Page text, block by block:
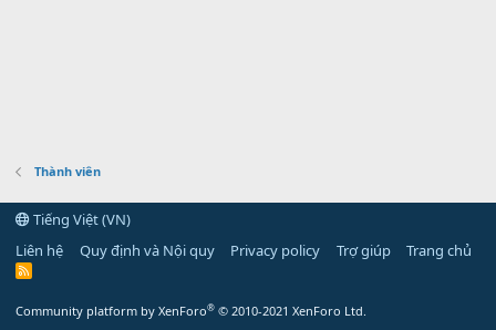
Thành viên
Tiếng Việt (VN)
Liên hệ
Quy định và Nội quy Privacy policy Trợ giúp Trang chủ
R
Community platform by XenForo® © 2010-2021 XenForo Ltd.